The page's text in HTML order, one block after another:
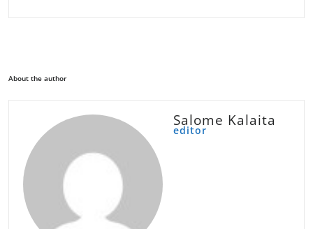
About the author
Salome Kalaita
editor